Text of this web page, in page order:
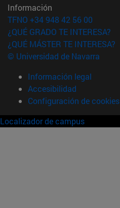
Información
TFNO +34 948 42 56 00
¿QUÉ GRADO TE INTERESA?
¿QUÉ MÁSTER TE INTERESA?
© Universidad de Navarra
Información legal
Accesibilidad
Configuración de cookies
Localizador de campus